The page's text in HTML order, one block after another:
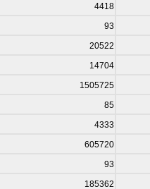
4418
93
20522
14704
1505725
85
4333
605720
93
185362